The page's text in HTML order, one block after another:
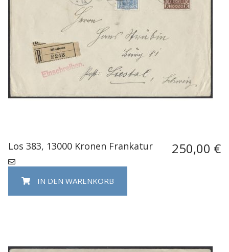
Los 383, 13000 Kronen Frankatur 250,00 €
IN DEN WARENKORB